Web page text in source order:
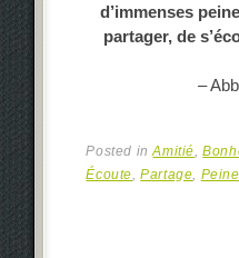
d’immenses
partager, de
–
Posted inAmitié ,
Écoute ,Partage Peine